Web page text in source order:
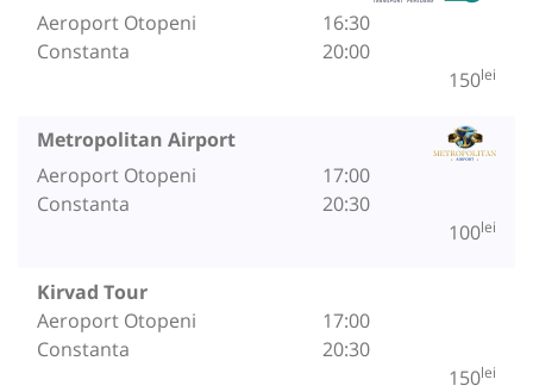
Aeroport Otopeni
Constanta
16:30
20:00
150lei
Metropolitan Airport
Aeroport Otopeni
Constanta
17:00
20:30
100lei
Kirvad Tour
Aeroport Otopeni
Constanta
17:00
20:30
150lei